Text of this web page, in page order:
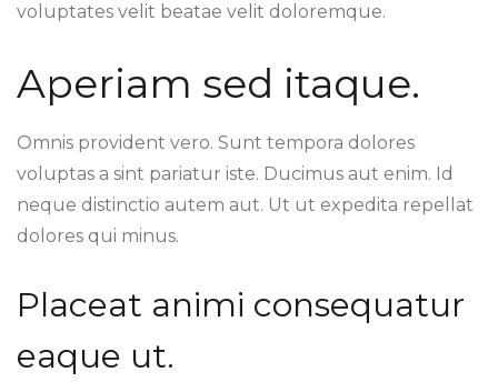
voluptates velit beatae velit doloremque.
Aperiam sed itaque.
Omnis provident vero. Sunt tempora dolores
voluptas a sint pariatur iste. Ducimus aut enim. Id
neque distinctio autem aut. Ut ut expedita repellat
dolores qui minus.
Placeat animi consequatur
eaque ut.